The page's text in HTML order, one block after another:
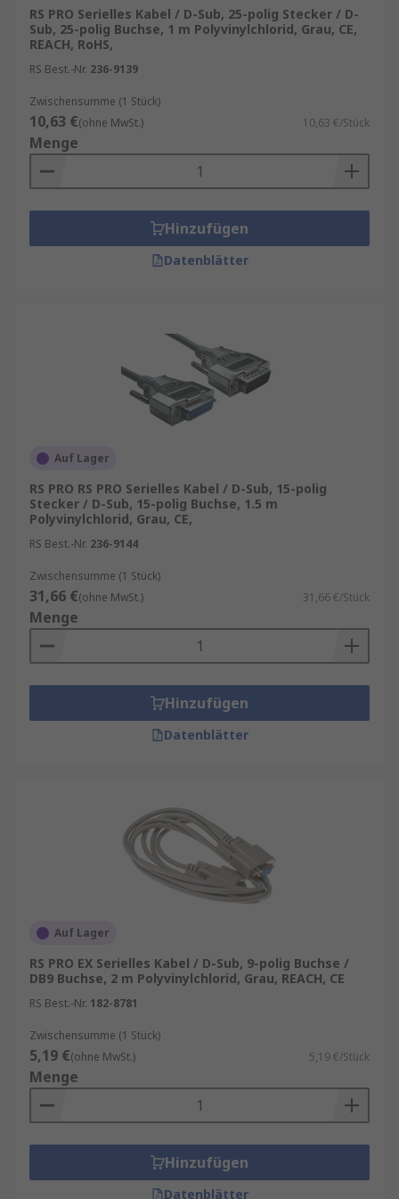
RS PRO Serielles Kabel / D-Sub, 25-polig Stecker / D-
Sub, 25-polig Buchse, 1 m Polyvinylchlorid, Grau, CE,
REACH, RoHS,
RS Best.-Nr. 236-9139
Zwischensumme (1 Stück)
10,63 €(ohne MwSt.) 10,63 €/Stück
Menge
Hinzufügen
Datenblätter
Auf Lager
RS PRO RS PRO Serielles Kabel / D-Sub, 15-polig
Stecker / D-Sub, 15-polig Buchse, 1.5 m
Polyvinylchlorid, Grau, CE,
RS Best.-Nr. 236-9144
Zwischensumme (1 Stück)
31,66 €(ohne MwSt.) 31,66 €/Stück
Menge
Hinzufügen
Datenblätter
Auf Lager
RS PRO EX Serielles Kabel / D-Sub, 9-polig Buchse /
DB9 Buchse, 2 m Polyvinylchlorid, Grau, REACH, CE
RS Best.-Nr. 182-8781
Zwischensumme (1 Stück)
5,19 €(ohne MwSt.) 5,19 €/Stück
Menge
Hinzufügen
Datenblätter